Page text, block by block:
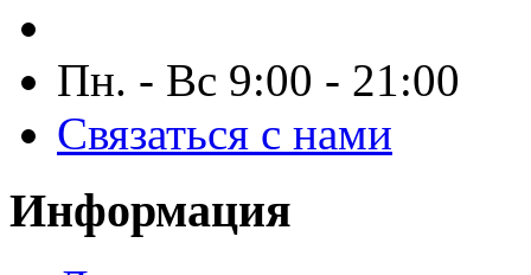
Пн. - Вс 9:00 - 21:00
Связаться с нами
Информация